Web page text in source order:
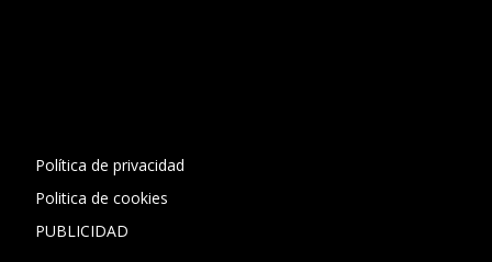
Política de privacidad
Politica de cookies
PUBLICIDAD